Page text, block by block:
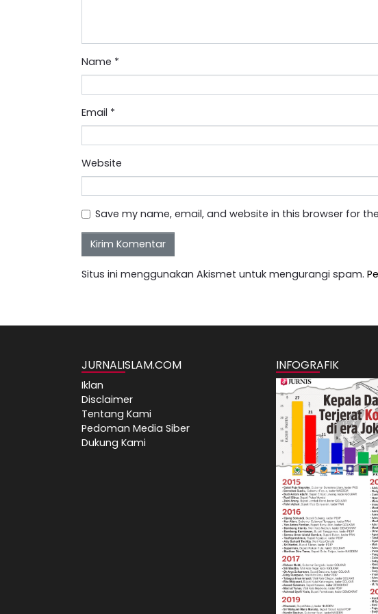
Name *
Email *
Website
Save my name, email, and website in this browser for
Situs ini menggunakan Akismet untuk mengurangi spam.
JURNALISLAM.COM
Iklan
Disclaimer
Tentang Kami
Pedoman Media Siber
Dukung Kami
INFOGRAFIK